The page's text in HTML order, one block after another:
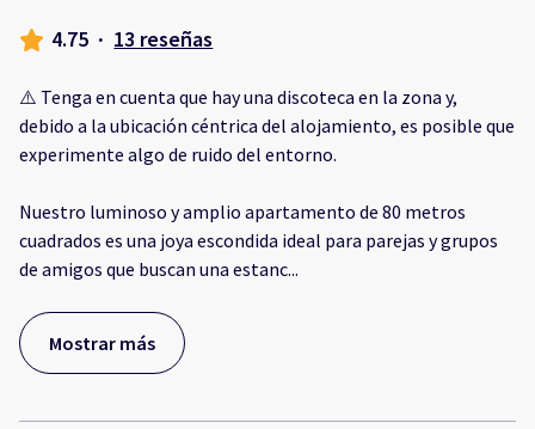
4.75 · 13 reseñas
⚠️ Tenga en cuenta que hay una discoteca en la zona y,
debido a la ubicación céntrica del alojamiento, es posible que
experimente algo de ruido del entorno.
Nuestro luminoso y amplio apartamento de 80 metros
cuadrados es una joya escondida ideal para parejas y grupos
de amigos que buscan una estanc...
Mostrar más